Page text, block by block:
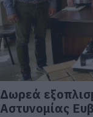
Δωρεά
Αστυνομίας